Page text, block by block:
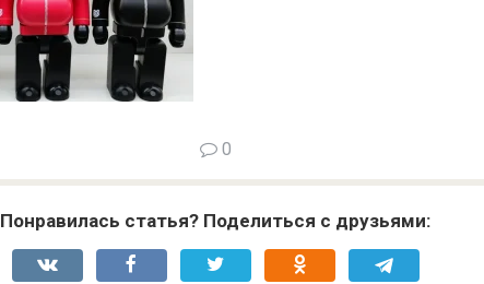
0
Понравилась статья? Поделиться с друзьями: